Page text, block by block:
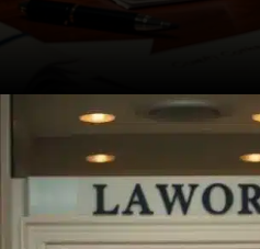
Opening https://